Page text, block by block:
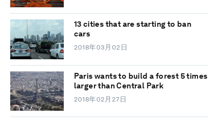
13 cities that are starting to ban
cars
2018年03月02日
Paris wants to build a forest 5 times
larger than Central Park
2018年02月27日